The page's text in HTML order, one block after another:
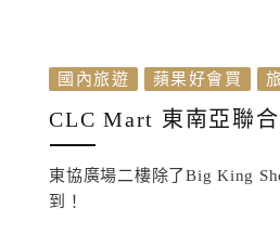
國內旅遊 蘋果好會買
CLC Mart 東南亞聯
東協廣場二樓除了Big King
到！